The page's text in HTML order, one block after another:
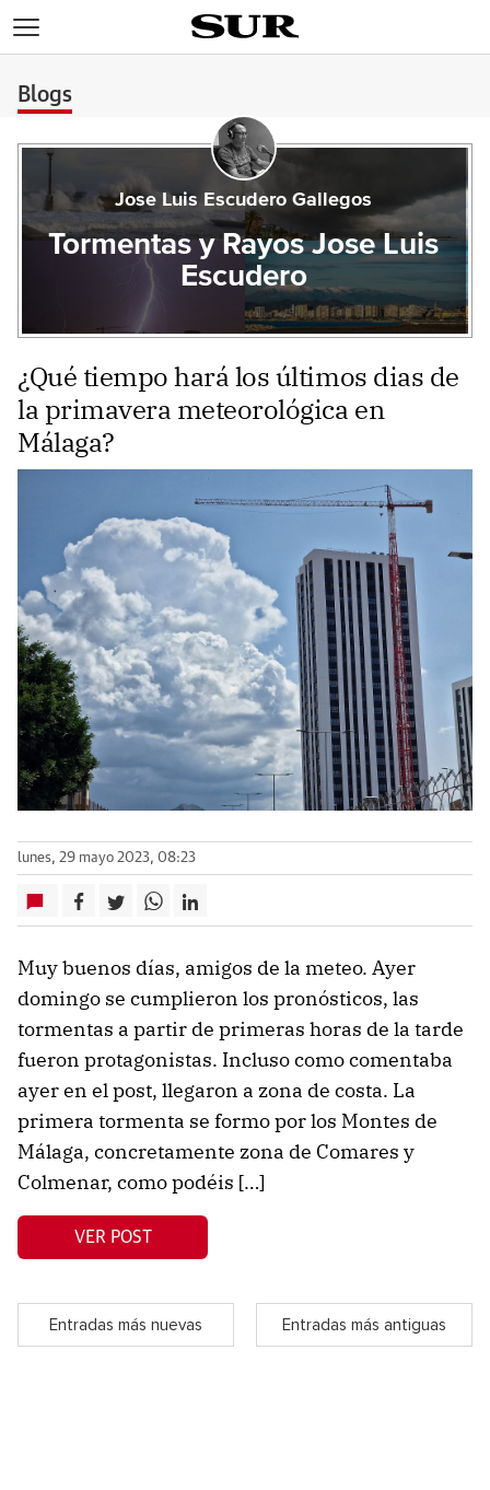
Blogs
Jose Luis Escudero Gallegos
Tormentas y Rayos Jose Luis
Escudero
¿Qué tiempo hará los últimos dias de
la primavera meteorológica en
Málaga?
lunes, 29 mayo 2023, 08:23
Muy buenos días, amigos de la meteo. Ayer
domingo se cumplieron los pronósticos, las
tormentas a partir de primeras horas de la tarde
fueron protagonistas. Incluso como comentaba
ayer en el post, llegaron a zona de costa. La
primera tormenta se formo por los Montes de
Málaga, concretamente zona de Comares y
Colmenar, como podéis […]
VER POST
Entradas más nuevas Entradas más antiguas